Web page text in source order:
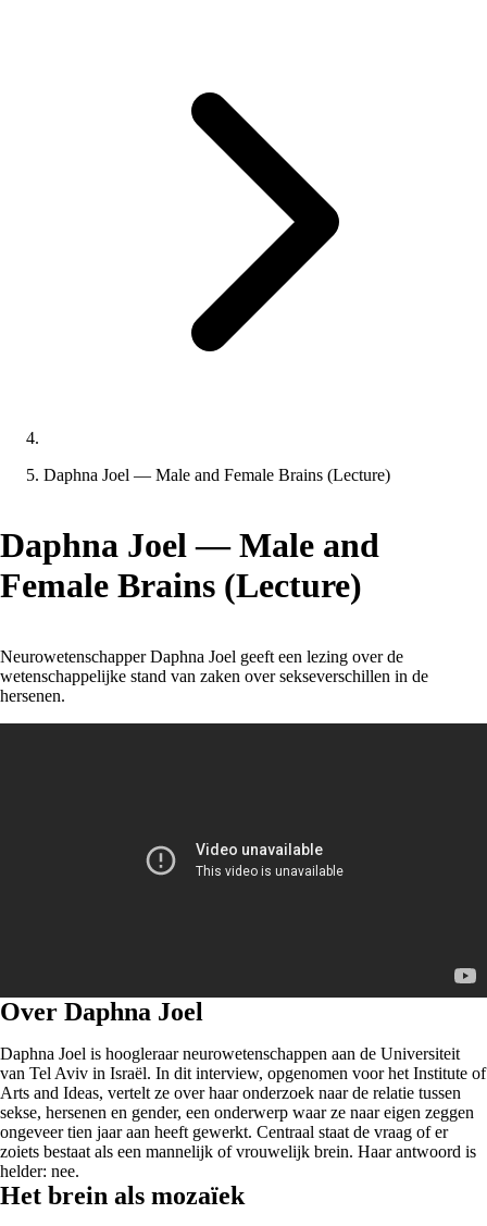
Daphna Joel — Male and Female Brains (Lecture)
Daphna Joel — Male and
Female Brains (Lecture)
Neurowetenschapper Daphna Joel geeft een lezing over de
wetenschappelijke stand van zaken over sekseverschillen in de
hersenen.
Over Daphna Joel
Daphna Joel is hoogleraar neurowetenschappen aan de Universiteit
van Tel Aviv in Israël. In dit interview, opgenomen voor het Institute of
Arts and Ideas, vertelt ze over haar onderzoek naar de relatie tussen
sekse, hersenen en gender, een onderwerp waar ze naar eigen zeggen
ongeveer tien jaar aan heeft gewerkt. Centraal staat de vraag of er
zoiets bestaat als een mannelijk of vrouwelijk brein. Haar antwoord is
helder: nee.
Het brein als mozaïek